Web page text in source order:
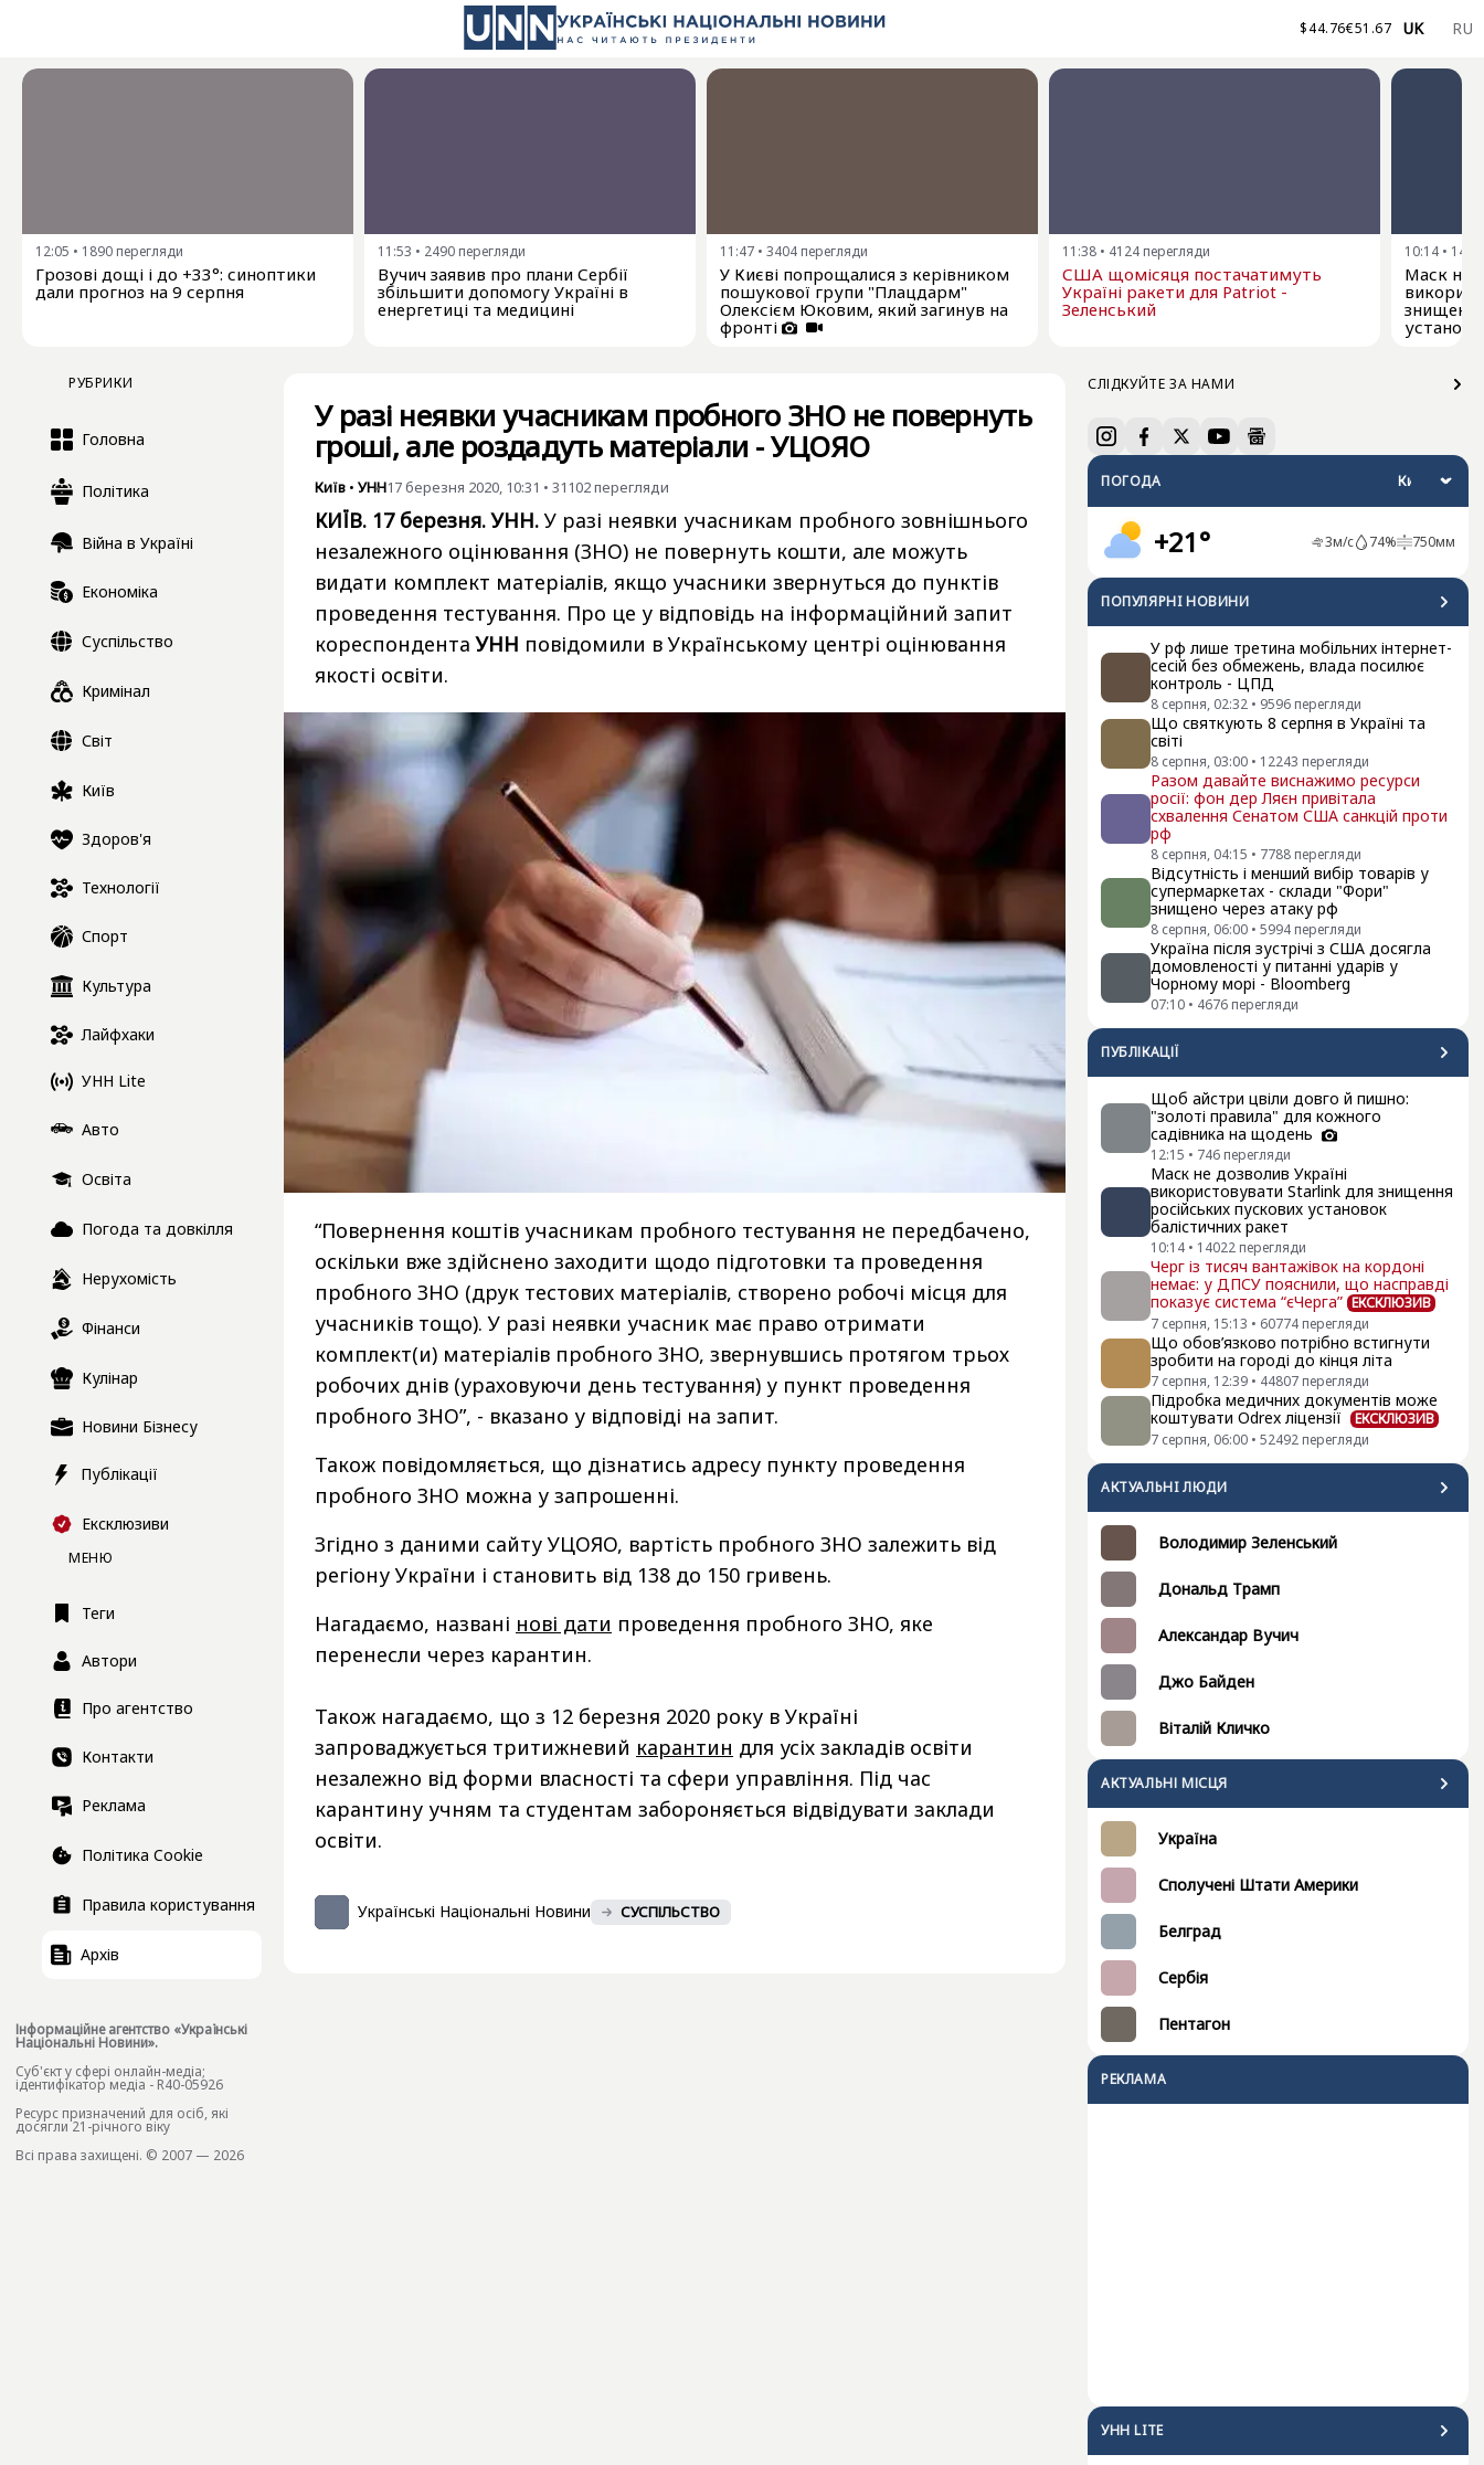
$44.76€51.67 UK RU
12:05 • 1890 перегляди
Грозові дощі і до +33°: синоптики
дали прогноз на 9 серпня
11:53 • 2490 перегляди
Вучич заявив про плани Сербії
збільшити допомогу Україні в
енергетиці та медицині
11:47 • 3404 перегляди
У Києві попрощалися з керівником
пошукової групи "Плацдарм"
Олексієм Юковим, який загинув на
фронті
11:38 • 4124 перегляди
США щомісяця постачатимуть
Україні ракети для Patriot -
Зеленський
10:14 •
Маск не
РУБРИКИ
Головна
Політика
Війна в Україні
Економіка
Суспільство
Кримінал
Світ
Київ
Здоров'я
Технології
Спорт
Культура
Лайфхаки
УНН Lite
Авто
Освіта
Погода та довкілля
Нерухомість
Фінанси
Кулінар
Новини Бізнесу
Публікації
Ексклюзиви
МЕНЮ
Теги
Автори
Про агентство
Контакти
Реклама
Політика Cookie
Правила користування
Архів
Інформаційне агентство «Українські
Національні Новини».
Cуб'єкт у сфері онлайн-медіа;
ідентифікатор медіа - R40-05926
Ресурс призначений для осіб, які
досягли 21-річного віку
Всі права захищені. © 2007 — 2026
СЛІДКУЙТЕ ЗА НАМИ
ПОГОДА
+21° 3м/с 74% 750мм
ПОПУЛЯРНI НОВИНИ
У рф лише третина мобільних інтернет-
сесій без обмежень, влада посилює
контроль - ЦПД
8 серпня, 02:32 • 9596 перегляди
Що святкують 8 серпня в Україні та
світі
8 серпня, 03:00 • 12243 перегляди
Разом давайте виснажимо ресурси
росії: фон дер Ляєн привітала
схвалення Сенатом США санкцій проти
рф
8 серпня, 04:15 • 7788 перегляди
Відсутність і менший вибір товарів у
супермаркетах - склади "Фори"
знищено через атаку рф
8 серпня, 06:00 • 5994 перегляди
Україна після зустрічі з США досягла
домовленості у питанні ударів у
Чорному морі - Bloomberg
07:10 • 4676 перегляди
ПУБЛІКАЦІЇ
Щоб айстри цвіли довго й пишно:
"золоті правила" для кожного
садівника на щодень
12:15 • 746 перегляди
Маск не дозволив Україні
використовувати Starlink для знищення
російських пускових установок
балістичних ракет
10:14 • 14022 перегляди
Черг із тисяч вантажівок на кордоні
немає: у ДПСУ пояснили, що насправді
показує система “єЧерга” ЕКСКЛЮЗИВ
7 серпня, 15:13 • 60774 перегляди
Що обов’язково потрібно встигнути
зробити на городі до кінця літа
7 серпня, 12:39 • 44807 перегляди
Підробка медичних документів може
коштувати Odrex ліцензії
ЕКСКЛЮЗИВ
7 серпня, 06:00 • 52492 перегляди
АКТУАЛЬНI ЛЮДИ
Володимир Зеленський
Дональд Трамп
Александар Вучич
Джо Байден
Віталій Кличко
АКТУАЛЬНІ МІСЦЯ
Україна
Сполучені Штати Америки
Белград
Сербія
Пентагон
РЕКЛАМА
УНН LITE
У разі неявки учасникам пробного ЗНО не повернуть
гроші, але роздадуть матеріали - УЦОЯО
Київ • УНН17 березня 2020, 10:31 • 31102перегляди
КИЇВ. 17 березня. УНН.У разі неявки учасникам пробного зовнішнього
незалежного оцінювання (ЗНО) не повернуть кошти, але можуть
видати комплект матеріалів, якщо учасники звернуться до пунктів
проведення тестування. Про це у відповідь на інформаційний запит
кореспондентаУНН повідомили в Українському центрі оцінювання
якості освіти.
“Повернення коштів учасникам пробного тестування не передбачено,
оскільки вже здійснено заходити щодо підготовки та проведення
пробного ЗНО (друк тестових матеріалів, створено робочі місця для
учасників тощо). У разі неявки учасник має право отримати
комплект(и) матеріалів пробного ЗНО, звернувшись протягом трьох
робочих днів (ураховуючи день тестування) у пункт проведення
пробного ЗНО”, - вказано у відповіді на запит.
Також повідомляється, що дізнатись адресу пункту проведення
пробного ЗНО можна у запрошенні.
Згідно з даними сайту УЦОЯО, вартість пробного ЗНО залежить від
регіону України і становить від 138 до 150 гривень.
Нагадаємо, названі нові дати проведення пробного ЗНО, яке
перенесли через карантин.
Також нагадаємо, що з 12 березня 2020 року в Україні
запроваджується тритижневий карантин для усіх закладів освіти
незалежно від форми власності та сфери управління. Під час
карантину учням та студентам забороняється відвідувати заклади
освіти.
Українські Національні Новини СУСПІЛЬСТВО